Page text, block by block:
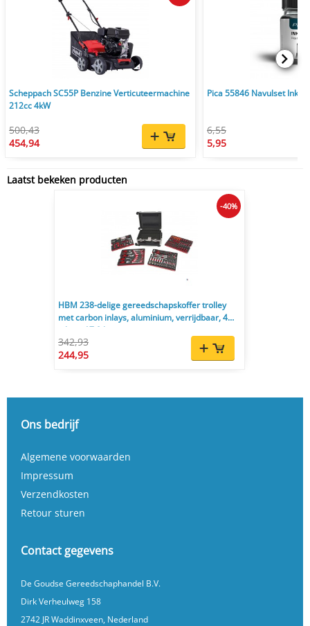
Scheppach SC55P Benzine Verticuteermachine
212cc 4kW
500,43
454,94
Pica 55846 Navulset Ink
6,55
5,95
Laatst bekeken producten
HBM 238-delige gereedschapskoffer trolley
met carbon inlays, aluminium, verrijdbaar, 4
inlays, 17,9 kg
342,93
244,95
-40%
Ons bedrijf
Algemene voorwaarden
Impressum
Verzendkosten
Retour sturen
Contact gegevens
De Goudse Gereedschaphandel B.V.
Dirk Verheulweg 158
2742 JR Waddinxveen, Nederland